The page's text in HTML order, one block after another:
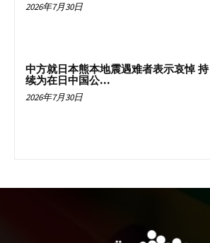
2026年7月30日
中方就日本熊本地震遇难者表示哀悼 持
续为在日中国公...
2026年7月30日